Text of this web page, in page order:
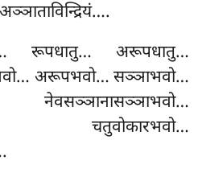
रूपधातु… अरूपधातु…
अरूपभवो… सञ्ञाभवो…
चतुवोकारभवो…